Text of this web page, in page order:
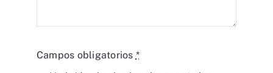
Campos obligatorios *